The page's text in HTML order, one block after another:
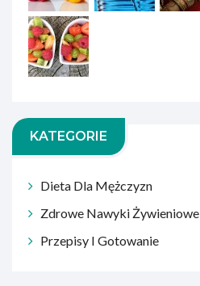
KATEGORIE
Dieta Dla Mężczyzn
Zdrowe Nawyki Żywieniowe
Przepisy I Gotowanie